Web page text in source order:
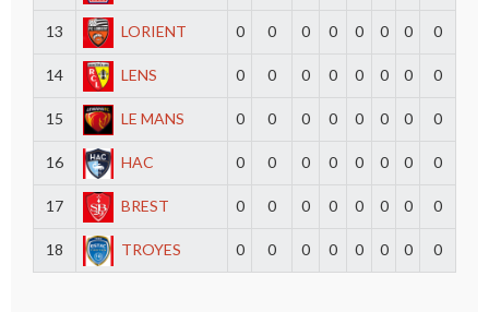
13 LORIENT 0 0 0 0 0 0 0 0
14 LENS 0 0 0 0 0 0 0 0
15 LE MANS 0 0 0 0 0 0 0 0
16 HAC 0 0 0 0 0 0 0 0
17 BREST 0 0 0 0 0 0 0 0
18 TROYES 0 0 0 0 0 0 0 0